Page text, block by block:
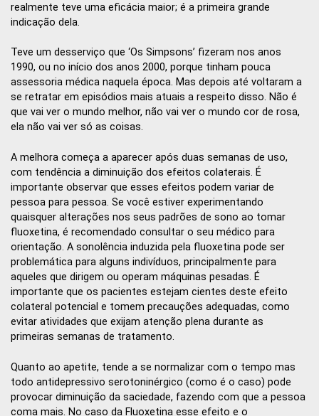
realmente teve uma eficácia maior; é a primeira grande
indicação dela.
Teve um desserviço que ‘Os Simpsons’ fizeram nos anos
1990, ou no início dos anos 2000, porque tinham pouca
assessoria médica naquela época. Mas depois até voltaram a
se retratar em episódios mais atuais a respeito disso. Não é
que vai ver o mundo melhor, não vai ver o mundo cor de rosa,
ela não vai ver só as coisas.
A melhora começa a aparecer após duas semanas de uso,
com tendência a diminuição dos efeitos colaterais. É
importante observar que esses efeitos podem variar de
pessoa para pessoa. Se você estiver experimentando
quaisquer alterações nos seus padrões de sono ao tomar
fluoxetina, é recomendado consultar o seu médico para
orientação. A sonolência induzida pela fluoxetina pode ser
problemática para alguns indivíduos, principalmente para
aqueles que dirigem ou operam máquinas pesadas. É
importante que os pacientes estejam cientes deste efeito
colateral potencial e tomem precauções adequadas, como
evitar atividades que exijam atenção plena durante as
primeiras semanas de tratamento.
Quanto ao apetite, tende a se normalizar com o tempo mas
todo antidepressivo serotoninérgico (como é o caso) pode
provocar diminuição da saciedade, fazendo com que a pessoa
coma mais. No caso da Fluoxetina esse efeito e o